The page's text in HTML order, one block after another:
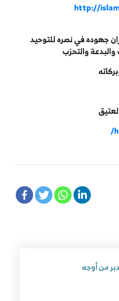
http://
جهوده في نصره للتوحيد
والتحزب
من أوجه